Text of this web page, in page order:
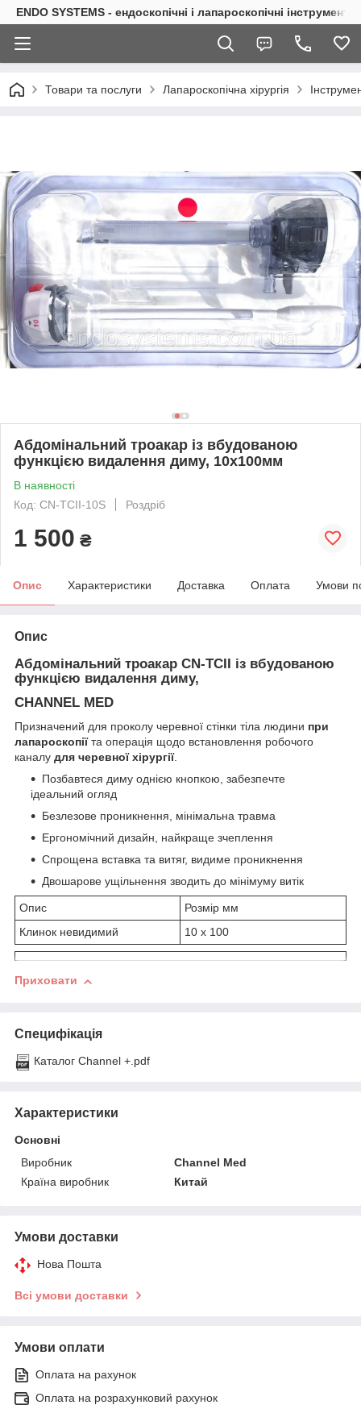
ENDO SYSTEMS - ендоскопічні і лапароскопічні інструменти
Товари та послуги Лапароскопічна хірургія
Абдомінальний троакар із вбудованою
функцією видалення диму, 10х100мм
В наявності
Код: CN-TCII-10S
Роздріб
1 500 ₴
Опис Характеристики Доставка Оплата Умови
Опис
Абдомінальний троакар CN-TCII із вбудованою
функцією видалення диму,
CHANNEL MED
Призначений для проколу черевної стінки тіла людини при
лапароскопіїта операція щодо встановлення робочого
каналу для черевної хірургії.
Позбавтеся диму однією кнопкою, забезпечте
ідеальний огляд
Безлезове проникнення, мінімальна травма
Ергономічний дизайн, найкраще зчеплення
Спрощена вставка та витяг, видиме проникнення
Двошарове ущільнення зводить до мінімуму витік
Опис
Розмір мм
Клинок невидимий
10 х 100
Приховати
Специфікація
Каталог Channеl +.pdf
Характеристики
Основні
Виробник
Channel Med
Країна виробник
Китай
Умови доставки
Нова Пошта
Всі умови доставки
Умови оплати
Оплата на рахунок
Оплата на розрахунковий рахунок